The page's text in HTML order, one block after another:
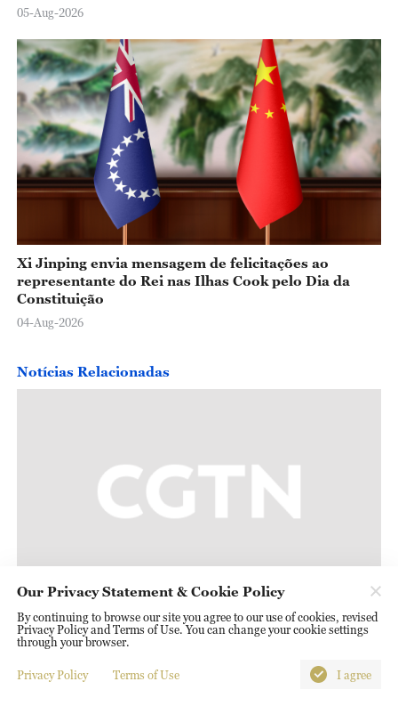
05-Aug-2026
Xi Jinping envia mensagem de felicitações ao
representante do Rei nas Ilhas Cook pelo Dia da
Constituição
04-Aug-2026
Notícias Relacionadas
Projeto de estradas municipais construído pela
China melhora a mobilidade urbana em
Moçambique
Our Privacy Statement & Cookie Policy
By continuing to browse our site you agree to our use of cookies, revised
Privacy Policy and Terms of Use. You can change your cookie settings
through your browser.
Privacy Policy Terms of Use I agree